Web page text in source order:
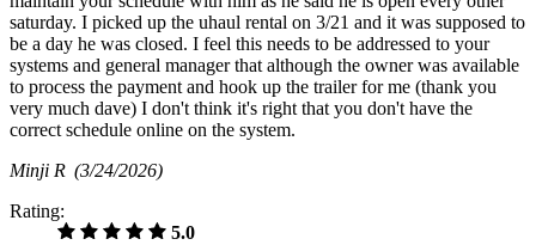
saturday. I picked up the uhaul rental on 3/21 and it was supposed to
be a day he was closed. I feel this needs to be addressed to your
systems and general manager that although the owner was available
to process the payment and hook up the trailer for me (thank you
very much dave) I don't think it's right that you don't have the
correct schedule online on the system.
Minji R (3/24/2026)
Rating:
5.0